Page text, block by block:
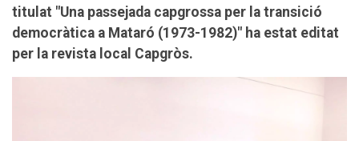
titulat "Una passejada capgrossa per la transició
democràtica a Mataró (1973-1982)" ha estat editat
per la revista local Capgròs.